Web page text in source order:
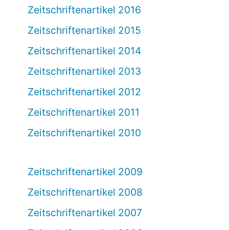
Zeitschriftenartikel 2016
Zeitschriftenartikel 2015
Zeitschriftenartikel 2014
Zeitschriftenartikel 2013
Zeitschriftenartikel 2012
Zeitschriftenartikel 2011
Zeitschriftenartikel 2010
Zeitschriftenartikel 2009
Zeitschriftenartikel 2008
Zeitschriftenartikel 2007